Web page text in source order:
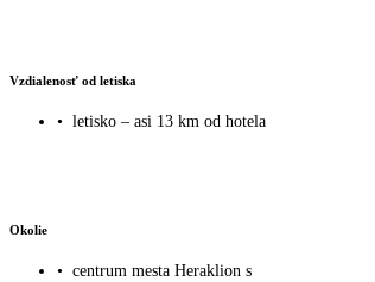
Vzdialenosť od letiska
• letisko – asi 13 km od hotela
Okolie
• centrum mesta Heraklion s